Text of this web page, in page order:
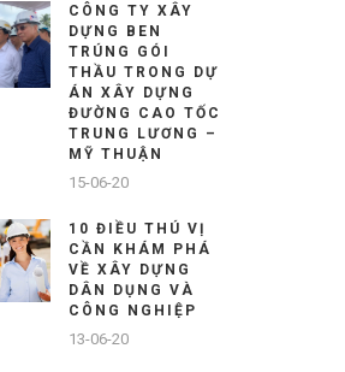
CÔNG TY XÂY
DỰNG BEN
TRÚNG GÓI
THẦU TRONG DỰ
ÁN XÂY DỰNG
ĐƯỜNG CAO TỐC
TRUNG LƯƠNG –
MỸ THUẬN
15-06-20
10 ĐIỀU THÚ VỊ
CẦN KHÁM PHÁ
VỀ XÂY DỰNG
DÂN DỤNG VÀ
CÔNG NGHIỆP
13-06-20